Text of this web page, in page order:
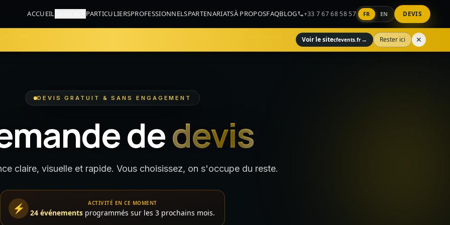
ACCUEIL PARTICULIERSPROFESSIONNELSPARTENARIATSÀ PROPOSFAQBLOG +33 7 67 68 58 57 FR EN DEVIS
Voir le sitecfevents.fr→ Rester ici ✕
DEVIS GRATUIT & SANS ENGAGEMENT
dedevis
claire, visuelle et rapide. Vous choisissez, on s'occupe du reste.
⚡ ACTIVITÉ EN CE MOMENT
24 événements programmés sur les 3 prochains mois.